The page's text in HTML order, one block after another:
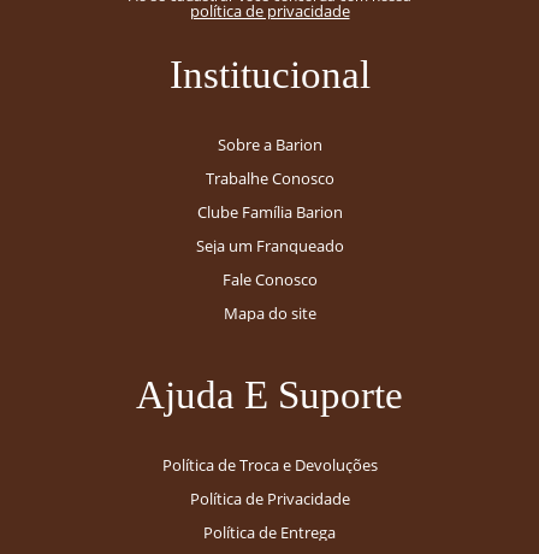
política de privacidade
Institucional
Sobre a Barion
Trabalhe Conosco
Clube Família Barion
Seja um Franqueado
Fale Conosco
Mapa do site
Ajuda E Suporte
Política de Troca e Devoluções
Política de Privacidade
Política de Entrega